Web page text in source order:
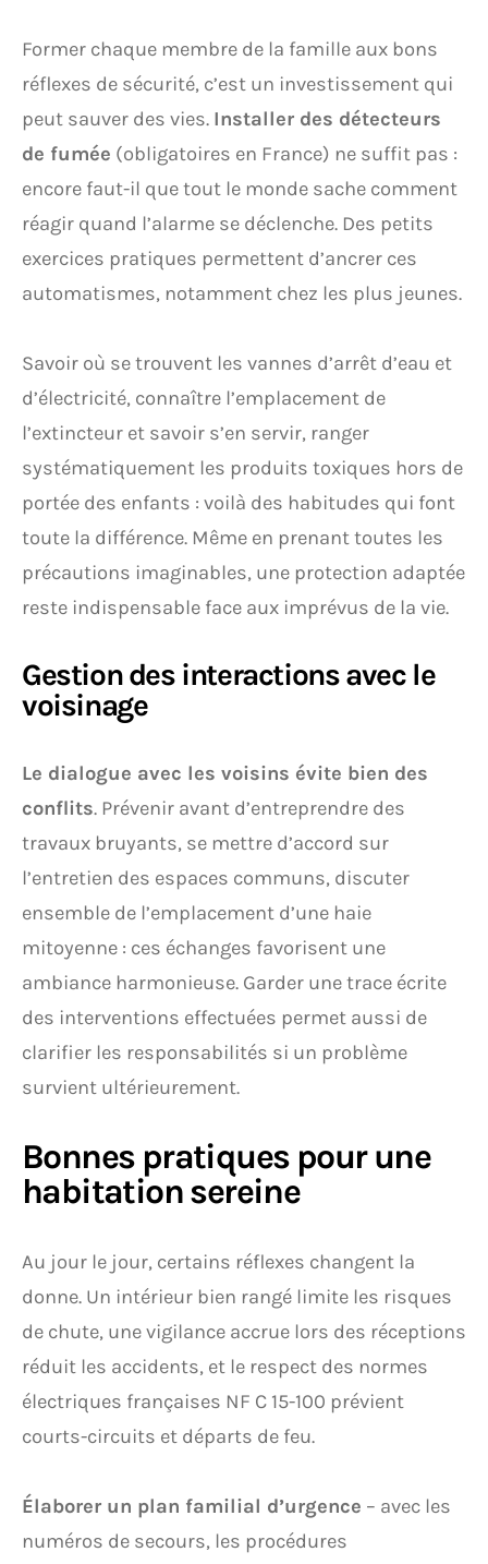
Former chaque membre de la famille aux bons
réflexes de sécurité, c’est un investissement qui
peut sauver des vies. Installer des détecteurs
de fumée (obligatoires en France) ne suffit pas :
encore faut-il que tout le monde sache comment
réagir quand l’alarme se déclenche. Des petits
exercices pratiques permettent d’ancrer ces
automatismes, notamment chez les plus jeunes.
Savoir où se trouvent les vannes d’arrêt d’eau et
d’électricité, connaître l’emplacement de
l’extincteur et savoir s’en servir, ranger
systématiquement les produits toxiques hors de
portée des enfants : voilà des habitudes qui font
toute la différence. Même en prenant toutes les
précautions imaginables, une protection adaptée
reste indispensable face aux imprévus de la vie.
Gestion des interactions avec le
voisinage
Le dialogue avec les voisins évite bien des
conflits. Prévenir avant d’entreprendre des
travaux bruyants, se mettre d’accord sur
l’entretien des espaces communs, discuter
ensemble de l’emplacement d’une haie
mitoyenne : ces échanges favorisent une
ambiance harmonieuse. Garder une trace écrite
des interventions effectuées permet aussi de
clarifier les responsabilités si un problème
survient ultérieurement.
Bonnes pratiques pour une
habitation sereine
Au jour le jour, certains réflexes changent la
donne. Un intérieur bien rangé limite les risques
de chute, une vigilance accrue lors des réceptions
réduit les accidents, et le respect des normes
électriques françaises NF C 15-100 prévient
courts-circuits et départs de feu.
Élaborer un plan familial d’urgence – avec les
numéros de secours, les procédures